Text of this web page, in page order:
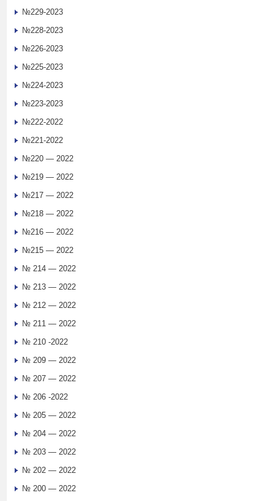
№229-2023
№228-2023
№226-2023
№225-2023
№224-2023
№223-2023
№222-2022
№221-2022
№220 — 2022
№219 — 2022
№217 — 2022
№218 — 2022
№216 — 2022
№215 — 2022
№ 214 — 2022
№ 213 — 2022
№ 212 — 2022
№ 211 — 2022
№ 210 -2022
№ 209 — 2022
№ 207 — 2022
№ 206 -2022
№ 205 — 2022
№ 204 — 2022
№ 203 — 2022
№ 202 — 2022
№ 200 — 2022